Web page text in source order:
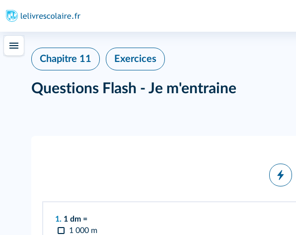
Chapitre 11 Exercices
Questions Flash - Je m'entraine
1. 1 dm =
1 000 m